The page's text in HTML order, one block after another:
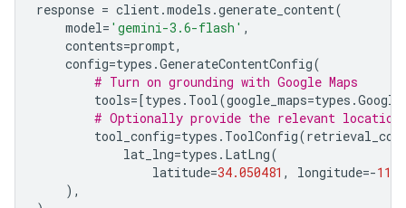
response = client.models .generate_content(
model= 'gemini-3.6-flash' ,
contents=prompt,
config=types .GenerateContentConfig(
# Turn on grounding with Google Maps
tools=[types . Tool(google_maps=types .
# Optionally provide the relevant
tool_config=types . ToolConfig(
lat_lng=types . LatLng(
latitude=34.050481 , longitude=-
),